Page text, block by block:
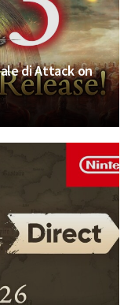
di Attack on